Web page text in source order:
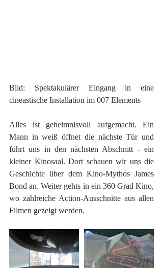
Bild: Spektakulärer Eingang in eine
cineastische Installation im 007 Elements
Alles ist geheimnisvoll aufgemacht. Ein
Mann in weiß öffnet die nächste Tür und
führt uns in den nächsten Abschnitt - ein
kleiner Kinosaal. Dort schauen wir uns die
Geschichte über dem Kino-Mythos James
Bond an. Weiter gehts in ein 360 Grad Kino,
wo zahlreiche Action-Ausschnitte aus allen
Filmen gezeigt werden.